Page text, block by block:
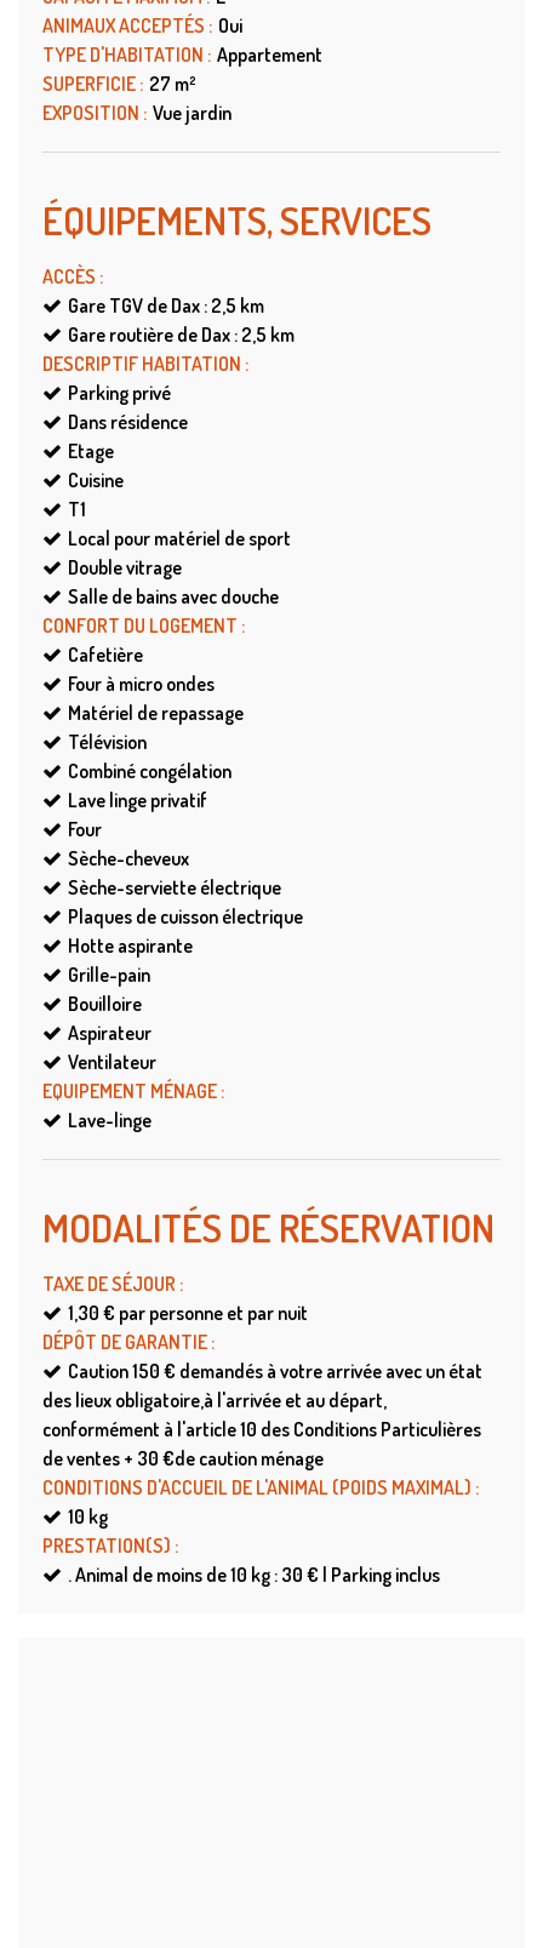
ANIMAUX ACCEPTÉS : Oui
TYPE D'HABITATION : Appartement
SUPERFICIE : 27 m²
EXPOSITION : Vue jardin
ÉQUIPEMENTS, SERVICES
ACCÈS :
Gare TGV de Dax : 2,5 km
Gare routière de Dax : 2,5 km
DESCRIPTIF HABITATION :
Parking privé
Dans résidence
Etage
Cuisine
T1
Local pour matériel de sport
Double vitrage
Salle de bains avec douche
CONFORT DU LOGEMENT :
Cafetière
Four à micro ondes
Matériel de repassage
Télévision
Combiné congélation
Lave linge privatif
Four
Sèche-cheveux
Sèche-serviette électrique
Plaques de cuisson électrique
Hotte aspirante
Grille-pain
Bouilloire
Aspirateur
Ventilateur
EQUIPEMENT MÉNAGE :
Lave-linge
MODALITÉS DE RÉSERVATION
TAXE DE SÉJOUR :
1,30 € par personne et par nuit
DÉPÔT DE GARANTIE :
Caution150 € demandés à votre arrivée avec un état
des lieux obligatoire,à l'arrivée et au départ,
conformément à l'article 10 des Conditions Particulières
de ventes + 30 €de caution ménage
CONDITIONS D'ACCUEIL DE L'ANIMAL (POIDS MAXIMAL) :
10 kg
PRESTATION(S) :
.Animal de moins de 10 kg : 30 € | Parking inclus